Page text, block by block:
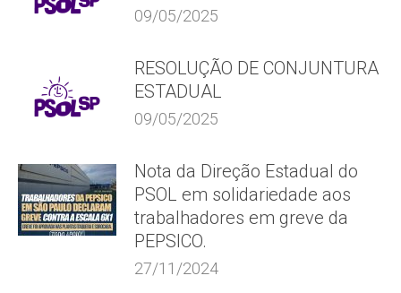
09/05/2025
RESOLUÇÃO DE CONJUNTURA
ESTADUAL
09/05/2025
Nota da Direção Estadual do
PSOL em solidariedade aos
trabalhadores em greve da
PEPSICO.
27/11/2024